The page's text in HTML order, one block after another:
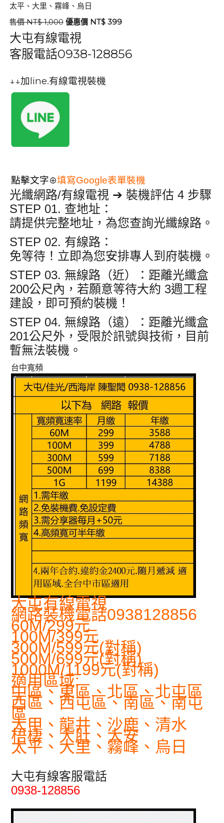
太平、大里、霧峰、烏日
售價 NT$ 1,000 優惠價 NT$ 399
大屯有線電視
客服電話0938-128856
↓↓加line.有線電視裝機
點擊文字⊕填寫Google表單裝機
光纖網路/有線電視 ➔ 裝機評估 4 步驟
STEP 01. 查地址 ：
請提供完整地址，為您查詢光纖線路 。
STEP 02. 有線路 ：
免等待！立即為您安排專人到府裝機 。
STEP 03. 無線路（近）
：距離光纖盒
200公尺內 ，若願意等待大約 3週工程
建設，即可預約裝機 ！
STEP 04. 無線路（遠）
：距離光纖盒
201公尺外 ，受限於訊號與技術，目前
暫無法裝機 。
台中寬頻
大屯有線電視
網路裝機電話0938128856
60M/299元
100M/399元
300M/599元(對稱)
500M/699元(對稱)
1000M/1199元(對稱)
適用區域:
中區、東區、北區、北屯區
西區、西屯區、南區、南屯
區
大甲、龍井、沙鹿、清水
梧棲、大肚、大安
太平、大里、霧峰、烏日
大屯有線客服電話
0938-128856